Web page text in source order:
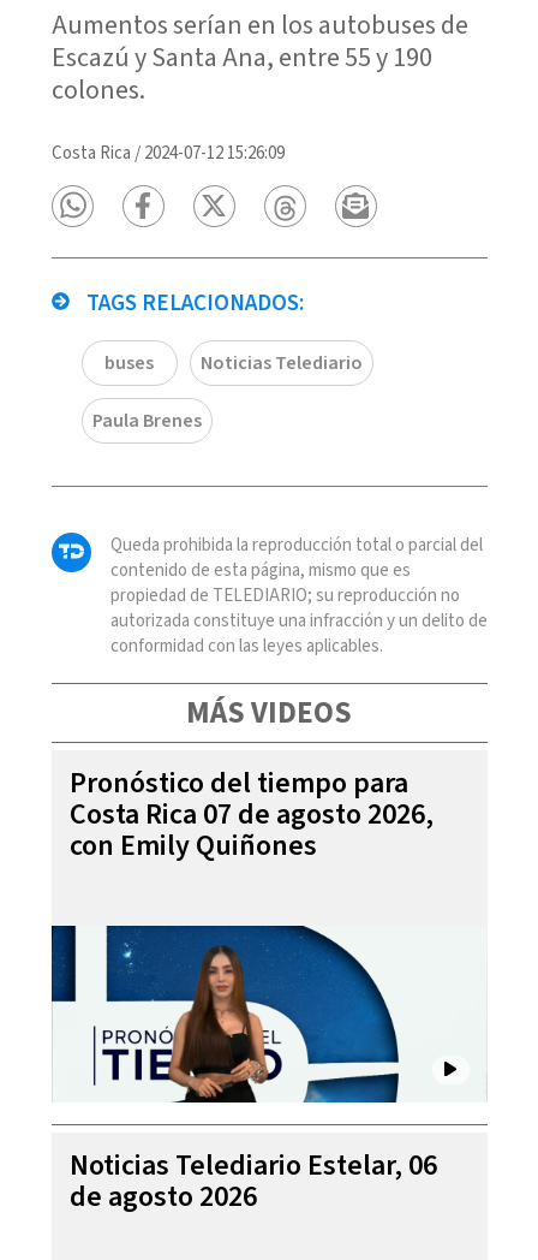
Aumentos serían en los autobuses de
Escazú y Santa Ana, entre 55 y 190
colones.
Costa Rica /2024-07-12 15:26:09
TAGS RELACIONADOS:
buses Noticias Telediario
Paula Brenes
Queda prohibida la reproducción total o parcial del
contenido de esta página, mismo que es
propiedad de TELEDIARIO; su reproducción no
autorizada constituye una infracción y un delito de
conformidad con las leyes aplicables.
MÁS VIDEOS
Pronóstico del tiempo para
Costa Rica 07 de agosto 2026,
con Emily Quiñones
Noticias Telediario Estelar, 06
de agosto 2026